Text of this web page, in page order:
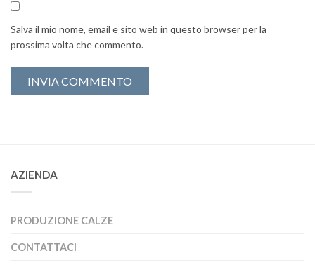
Salva il mio nome, email e sito web in questo browser per la
prossima volta che commento.
AZIENDA
PRODUZIONE CALZE
CONTATTACI